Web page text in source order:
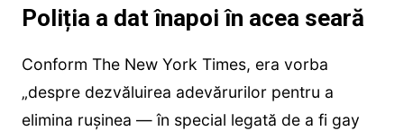
Poliția a dat înapoi în acea seară
Conform The New York Times, era vorba
„despre dezvăluirea adevărurilor pentru a
elimina rușinea — în special legată de a fi gay